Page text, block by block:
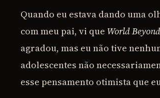
Quando eu estava dando uma
com meu pai, vi que World Beyond
agradou, mas eu não tive
adolescentes não
esse pensamento otimista que